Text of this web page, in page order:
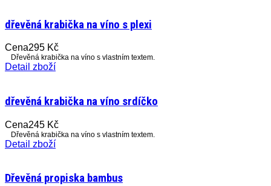
dřevěná krabička na víno s plexi
Cena295 Kč
Dřevěná krabička na víno s vlastním textem.
Detail zboží
dřevěná krabička na víno srdíčko
Cena245 Kč
Dřevěná krabička na víno s vlastním textem.
Detail zboží
Dřevěná propiska bambus